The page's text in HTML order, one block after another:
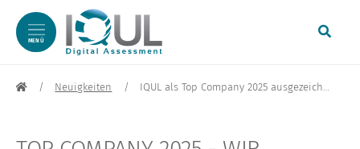
MENÜ
zum Inhalt springen
Neuigkeiten